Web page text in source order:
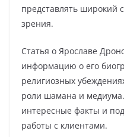
представлять широкий
зрения.
Статья о Ярославе
информацию о его
религиозных
роли шамана и
интересные факты и
работы с клиентами.